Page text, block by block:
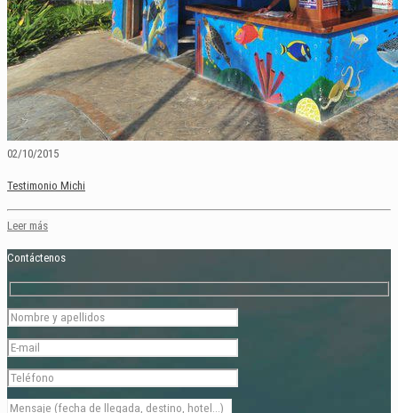
02/10/2015
Testimonio Michi
Leer más
Contáctenos